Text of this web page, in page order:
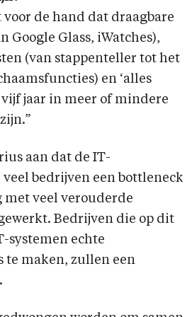
de hand dat draagbare
Google Glass, iWatches),
(van stappenteller tot het
en ‘alles
vijf jaar in meer of mindere
aan dat de IT-
bedrijven een bottleneck
met veel verouderde
Bedrijven die op dit
systemen echte
maken, zullen een